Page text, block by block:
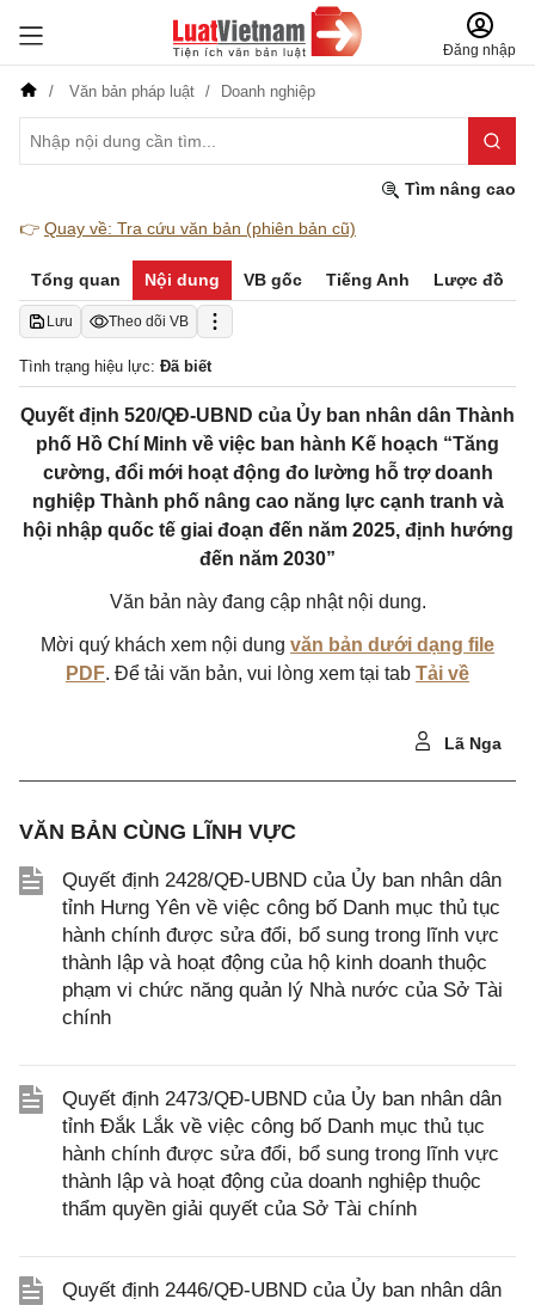
Đăng nhập
Văn bản pháp luật Doanh nghiệp
Tìm nâng cao
👉 Quay về: Tra cứu văn bản (phiên bản cũ)
Tổng quan Nội dung VB gốc Tiếng Anh Lược đồ
Lưu Theo dõi VB
Tình trạng hiệu lực: Đã biết
Quyết định 520/QĐ-UBND của Ủy ban nhân dân Thành
phố Hồ Chí Minh về việc ban hành Kế hoạch “Tăng
cường, đổi mới hoạt động đo lường hỗ trợ doanh
nghiệp Thành phố nâng cao năng lực cạnh tranh và
hội nhập quốc tế giai đoạn đến năm 2025, định hướng
đến năm 2030”
Văn bản này đang cập nhật nội dung.
Mời quý khách xem nội dung văn bản dưới dạng file
PDF. Để tải văn bản, vui lòng xem tại tab Tải về
Lã Nga
VĂN BẢN CÙNG LĨNH VỰC
Quyết định 2428/QĐ-UBND của Ủy ban nhân dân
tỉnh Hưng Yên về việc công bố Danh mục thủ tục
hành chính được sửa đổi, bổ sung trong lĩnh vực
thành lập và hoạt động của hộ kinh doanh thuộc
phạm vi chức năng quản lý Nhà nước của Sở Tài
chính
Quyết định 2473/QĐ-UBND của Ủy ban nhân dân
tỉnh Đắk Lắk về việc công bố Danh mục thủ tục
hành chính được sửa đổi, bổ sung trong lĩnh vực
thành lập và hoạt động của doanh nghiệp thuộc
thẩm quyền giải quyết của Sở Tài chính
Quyết định 2446/QĐ-UBND của Ủy ban nhân dân